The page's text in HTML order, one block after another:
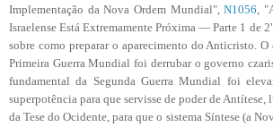
Implementação da Nova Ordem Mundial",N1056,
Israelense Está Extremamente Próxima — Parte 1 de
sobre como preparar o aparecimento do Anticristo.
Primeira Guerra Mundial foi derrubar o governo
fundamental da Segunda Guerra Mundial foi
superpotência para que servisse de poder de Antítese,
da Tese do Ocidente, para que o sistema Síntese (a